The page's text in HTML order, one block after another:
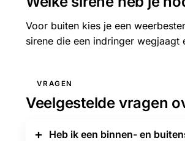
Voor buiten kies je een
sirene die een indringer wegjaagt
VRAGEN
Veelgestelde vragen
Heb ik een binnen- en